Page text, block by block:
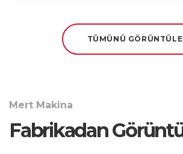
TÜMÜNÜ GÖRÜNTÜLE
Mert Makina
Fabrikadan